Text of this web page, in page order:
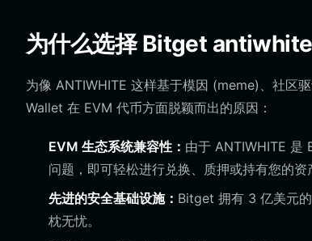
为什么选择 Bitget antiwhite
为像 ANTIWHITE 这样基于模因 (meme)、社区
Wallet 在 EVM 代币方面脱颖而出的原因：
EVM 生态系统兼容性： 由于 ANTIWHITE 是
问题，即可轻松进行兑换、质押或持有您的资
先进的安全基础设施： Bitget 拥有 3 亿美元
枕无忧。